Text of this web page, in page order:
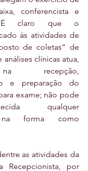
conferencista e
É claro que o
às atividades de
de coletas” de
clínicas atua,
recepção,
e preparação do
exame; não pode
qualquer
na forma como
as atividades da
Recepcionista, por